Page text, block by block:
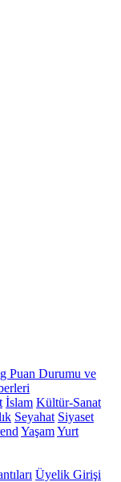
Puan Durumu ve
İslam Kültür-Sanat
Seyahat Siyaset
YaşamYurt
Üyelik Girişi